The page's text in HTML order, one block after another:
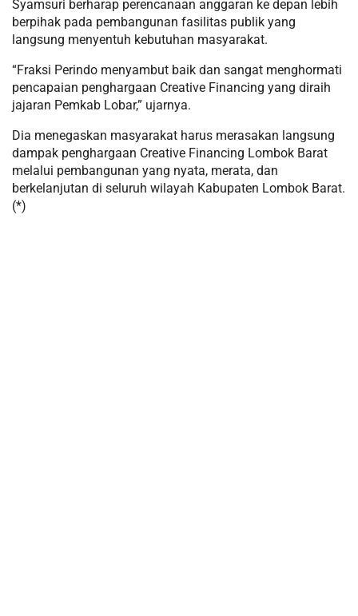
Syamsuri berharap perencanaan anggaran ke depan lebih
berpihak pada pembangunan fasilitas publik yang
langsung menyentuh kebutuhan masyarakat.
“Fraksi Perindo menyambut baik dan sangat menghormati
pencapaian penghargaan Creative Financing yang diraih
jajaran Pemkab Lobar,” ujarnya.
Dia menegaskan masyarakat harus merasakan langsung
dampak penghargaan Creative Financing Lombok Barat
melalui pembangunan yang nyata, merata, dan
berkelanjutan di seluruh wilayah Kabupaten Lombok Barat.
(*)